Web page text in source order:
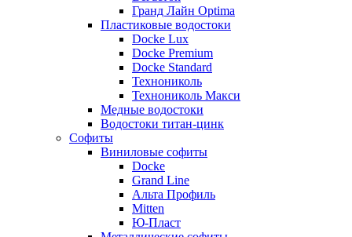
Гранд Лайн Optima
Пластиковые водостоки
Docke Lux
Docke Premium
Docke Standard
Технониколь
Технониколь Макси
Медные водостоки
Водостоки титан-цинк
Софиты
Виниловые софиты
Docke
Grand Line
Альта Профиль
Mitten
Ю-Пласт